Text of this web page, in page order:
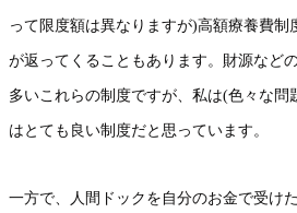
って限度額は異なりますが)高額療養費制
が返ってくることもあります。財源など
多いこれらの制度ですが、私は(色々な問
はとても良い制度だと思っています。
一方で、人間ドックを自分のお金で受け